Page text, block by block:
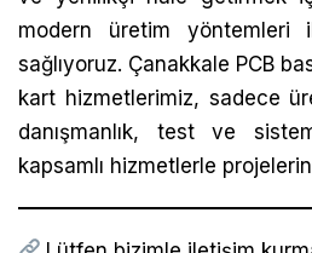
modern üretim yöntemleri
sağlıyoruz. Çanakkale PCB
kart hizmetlerimiz, sadece
danışmanlık, test ve
kapsamlı hizmetlerle